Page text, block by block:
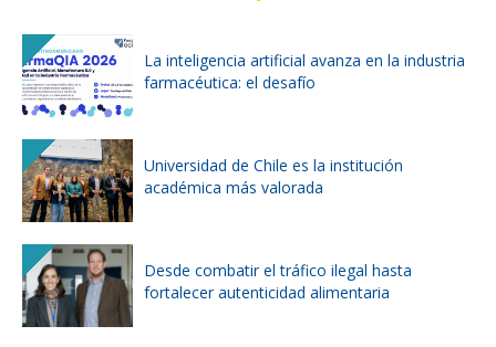
La inteligencia artificial avanza en la industria
farmacéutica: el desafío
Universidad de Chile es la institución
académica más valorada
Desde combatir el tráfico ilegal hasta
fortalecer autenticidad alimentaria